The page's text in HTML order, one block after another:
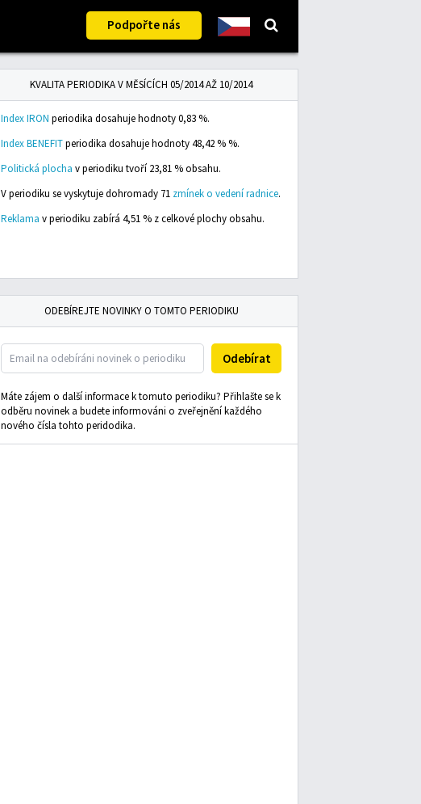
Podpořte nás
KVALITA PERIODIKA V MĚSÍCÍCH 05/2014 AŽ 10/2014
Index IRON periodika dosahuje hodnoty 0,83 %.
Index BENEFITperiodika dosahuje hodnoty 48,42 % %.
Politická plocha v periodiku tvoří 23,81 % obsahu.
V periodiku se vyskytuje dohromady 71 zmínek o vedení radnice.
Reklama v periodiku zabírá 4,51 % z celkové plochy obsahu.
ODEBÍREJTE NOVINKY O TOMTO PERIODIKU
Máte zájem o další informace k tomuto periodiku? Přihlašte se k
odběru novinek a budete informováni o zveřejnění každého
nového čísla tohto peridodika.